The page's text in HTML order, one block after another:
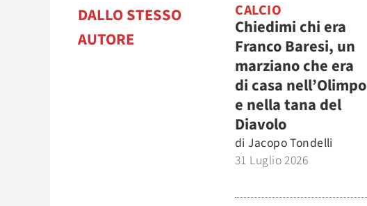
DALLO STESSO
AUTORE
CALCIO
Chiedimi chi era
Franco Baresi, un
marziano che era
di casa nell’Olimpo
e nella tana del
Diavolo
di Jacopo Tondelli
31 Luglio 2026